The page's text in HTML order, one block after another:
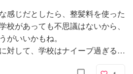
感じだとしたら、整髪料を使った
校があっても不思議はないから、
がいいかもね。
対して、学校はナイーブ過ぎる…